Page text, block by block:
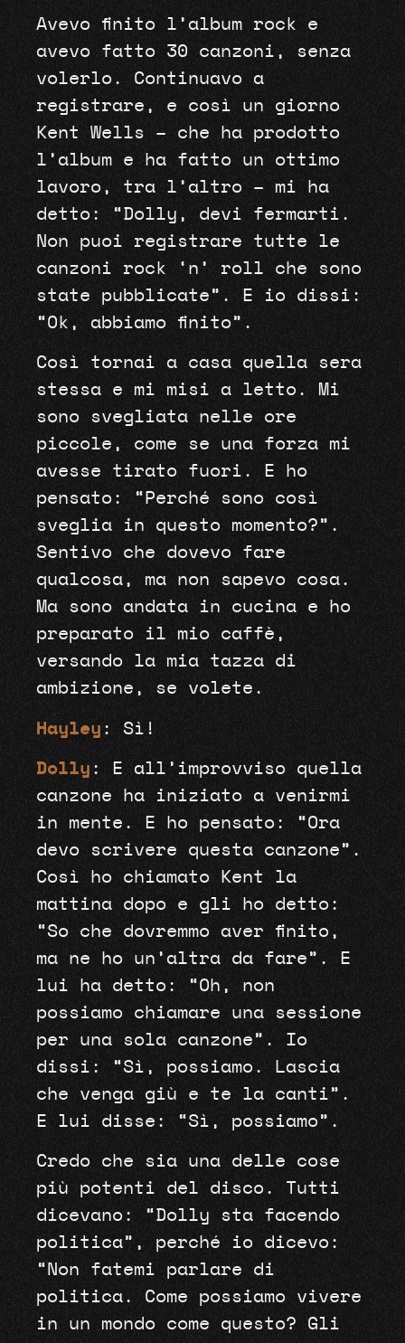
Avevo finito l’album rock e
avevo fatto 30 canzoni, senza
volerlo. Continuavo a
registrare, e così un giorno
Kent Wells – che ha prodotto
l’album e ha fatto un ottimo
lavoro, tra l’altro – mi ha
detto: “Dolly, devi fermarti.
Non puoi registrare tutte le
canzoni rock ‘n’ roll che sono
state pubblicate”. E io dissi:
“Ok, abbiamo finito”.
Così tornai a casa quella sera
stessa e mi misi a letto. Mi
sono svegliata nelle ore
piccole, come se una forza mi
avesse tirato fuori. E ho
pensato: “Perché sono così
sveglia in questo momento?”.
Sentivo che dovevo fare
qualcosa, ma non sapevo cosa.
Ma sono andata in cucina e ho
preparato il mio caffè,
versando la mia tazza di
ambizione, se volete.
Hayley : Sì!
Dolly : E all’improvviso quella
canzone ha iniziato a venirmi
in mente. E ho pensato: “Ora
devo scrivere questa canzone”.
Così ho chiamato Kent la
mattina dopo e gli ho detto:
“So che dovremmo aver finito,
ma ne ho un’altra da fare”. E
lui ha detto: “Oh, non
possiamo chiamare una sessione
per una sola canzone”. Io
dissi: “Sì, possiamo. Lascia
che venga giù e te la canti”.
E lui disse: “Sì, possiamo”.
Credo che sia una delle cose
più potenti del disco. Tutti
dicevano: “Dolly sta facendo
politica”, perché io dicevo:
“Non fatemi parlare di
politica. Come possiamo vivere
in un mondo come questo? Gli